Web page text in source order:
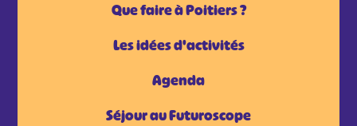
Que faire à Poitiers ?
Les idées d'activités
Agenda
Séjour au Futuroscope